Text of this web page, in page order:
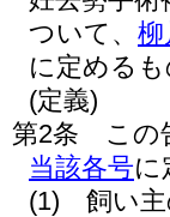
ついて、 柳
に定める
(定義)
第2条
この
当該各号に
(1)
飼い